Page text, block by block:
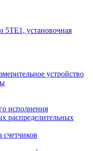
5TE1, установочная
устройство
исполнения
распределительных